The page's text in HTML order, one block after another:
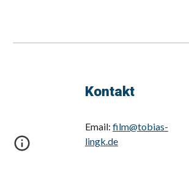
Kontakt
Email: film@tobias-
lingk.de